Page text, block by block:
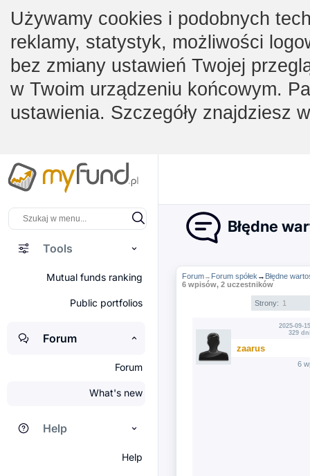
Używamy cookies i podobnych
reklamy, statystyk, możliwości
bez zmiany ustawień Twojej
w Twoim urządzeniu końcowym.
ustawienia. Szczegóły znajdziesz
Tools
Mutual funds ranking
Public portfolios
Forum
Forum
What's new
Help
Help
Błędne
Forum→ Forum spółek → Błędne
6 wpisów, 2 uczestników
Strony: 1
2025-09-
329
zaarus
6